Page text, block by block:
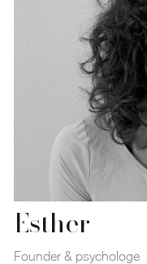
Esther
Founder & psychologe